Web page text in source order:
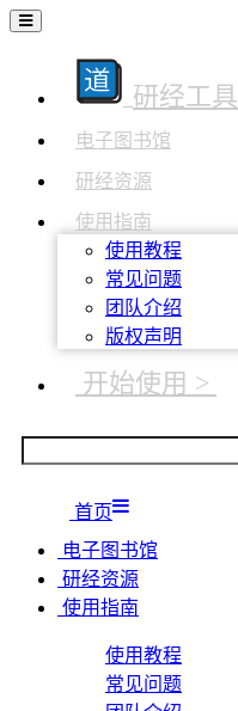
研经工具
电子图书馆
研经资源
使用指南
使用教程
常见问题
团队介绍
版权声明
开始使用 >
首页
电子图书馆
研经资源
使用指南
使用教程
常见问题